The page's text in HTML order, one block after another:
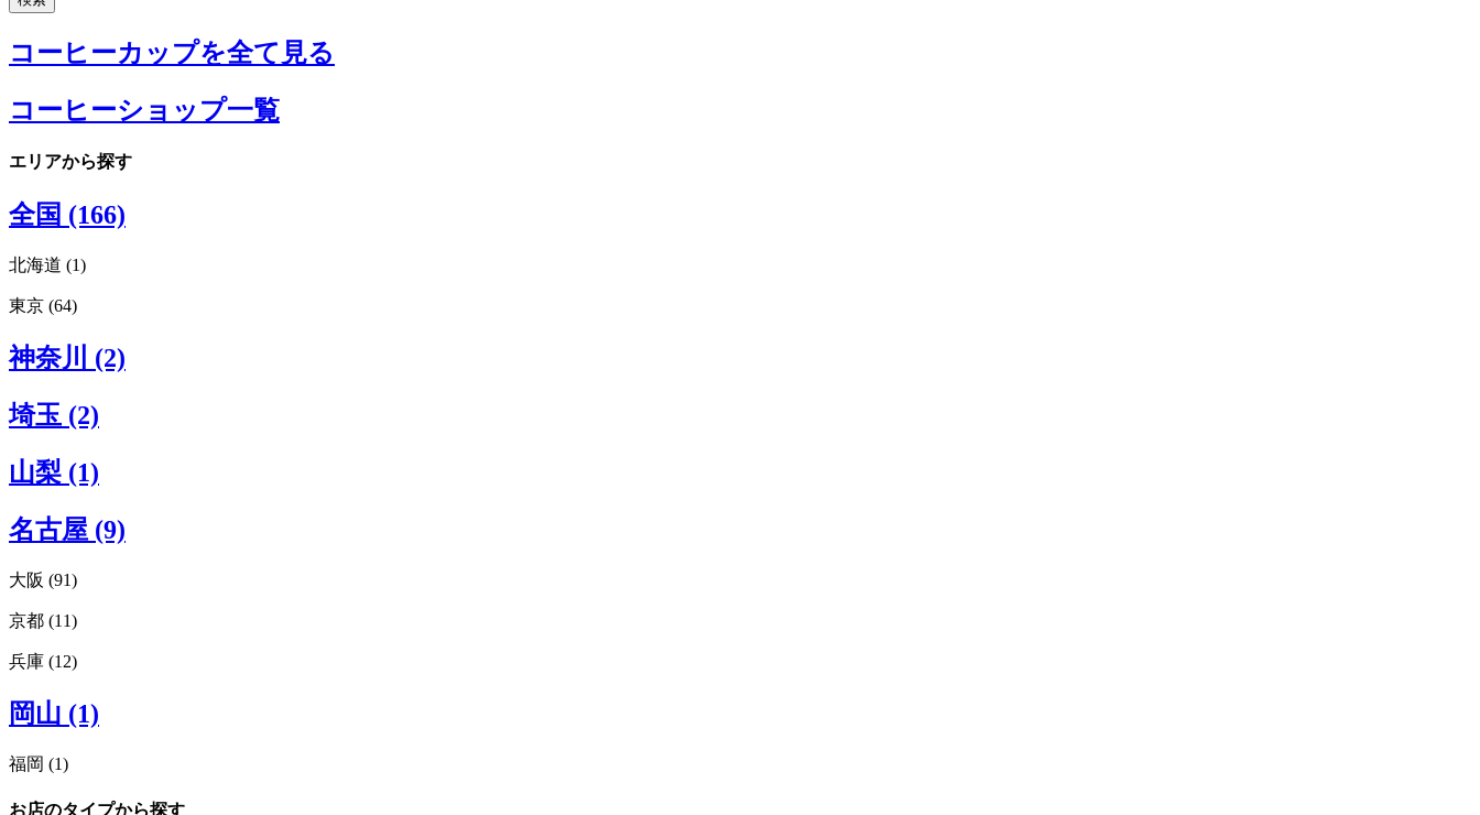
コーヒーカップを全て見る
コーヒーショップ一覧
エリアから探す
全国 (166)
北海道 (1)
東京 (64)
東京エリアすべてみる (64)
渋谷 (22)
新宿 (7)
外苑前 (3)
代官山 (3)
吉祥寺 (3)
奥沢 (1)
神奈川 (2)
埼玉 (2)
山梨 (1)
名古屋 (9)
大阪 (91)
箕面 (2)
天満 (1)
京都 (11)
中京区 (2)
下京区 (2)
烏丸 (1)
兵庫 (12)
神戸 (6)
岡山 (1)
福岡 (1)
福岡エリアすべてみる (1)
お店のタイプから探す